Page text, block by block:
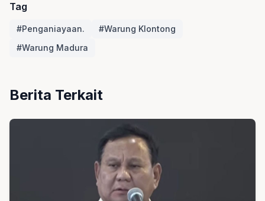
Tag
#Penganiayaan.
#Warung Klontong
#Warung Madura
Berita Terkait